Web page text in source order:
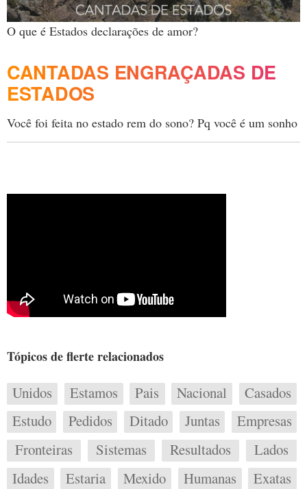
O que é Estados declarações de amor?
CANTADAS ENGRAÇADAS DE
ESTADOS
Você foi feita no estado rem do sono? Pq você é um sonho
Tópicos de flerte relacionados
Unidos Estamos Pais Nacional
Casados
Estudo
Pedidos Ditado Juntas
Empresas
Fronteiras
Sistemas Resultados
Lados
Idades
Estaria Mexido Humanas
Exatas